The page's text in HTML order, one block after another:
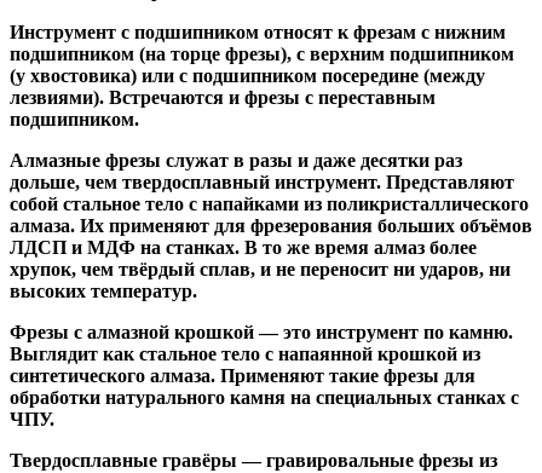
Инструмент с подшипником относят к фрезам с нижним
подшипником (на торце фрезы), с верхним подшипником
(у хвостовика) или с подшипником посередине (между
лезвиями). Встречаются и фрезы с переставным
подшипником.
Алмазные фрезы служат в разы и даже десятки раз
дольше, чем твердосплавный инструмент. Представляют
собой стальное тело с напайками из поликристаллического
алмаза. Их применяют для фрезерования больших объёмов
ЛДСП и МДФ на станках. В то же время алмаз более
хрупок, чем твёрдый сплав, и не переносит ни ударов, ни
высоких температур.
Фрезы с алмазной крошкой— это инструмент по камню.
Выглядит как стальное тело с напаянной крошкой из
синтетического алмаза. Применяют такие фрезы для
обработки натурального камня на специальных станках с
ЧПУ.
Твердосплавные гравёры — гравировальные фрезы из